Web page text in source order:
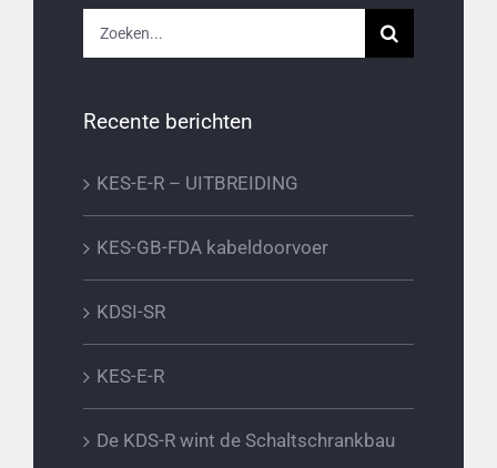
Zoeken
Recente berichten
KES-E-R – UITBREIDING
KES-GB-FDA kabeldoorvoer
KDSI-SR
KES-E-R
De KDS-R wint de Schaltschrankbau